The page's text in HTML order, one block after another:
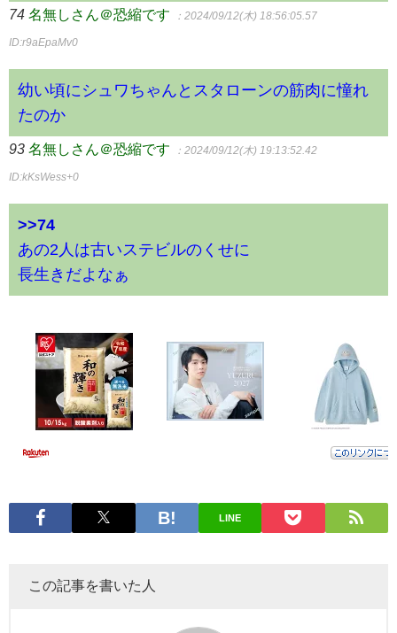
74 名無しさん＠恐縮です ：2024/09/12(木) 18:56:05.57
ID:r9aEpaMv0
幼い頃にシュワちゃんとスタローンの筋肉に憧れ
たのか
93 名無しさん＠恐縮です ：2024/09/12(木) 19:13:52.42
ID:kKsWess+0
>>74
あの2人は古いステビルのくせに
長生きだよなぁ
LINE
この記事を書いた人